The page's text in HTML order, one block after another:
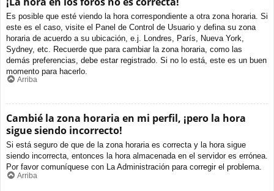
Es posible que esté viendo la hora correspondiente a otra zona horaria. Si
este es el caso, visite el Panel de Control de Usuario y defina su zona
horaria de acuerdo a su ubicación, e.j. Londres, París, Nueva York,
Sydney, etc. Recuerde que para cambiar la zona horaria, como las
demás preferencias, debe estar registrado. Si no lo está, este es un buen
momento para hacerlo.
Arriba
Cambié la zona horaria en mi perfil, ¡pero la hora
sigue siendo incorrecto!
Si está seguro de que de la zona horaria es correcta y la hora sigue
siendo incorrecta, entonces la hora almacenada en el servidor es errónea.
Por favor comuníquese con La Administración para corregir el problema.
Arriba